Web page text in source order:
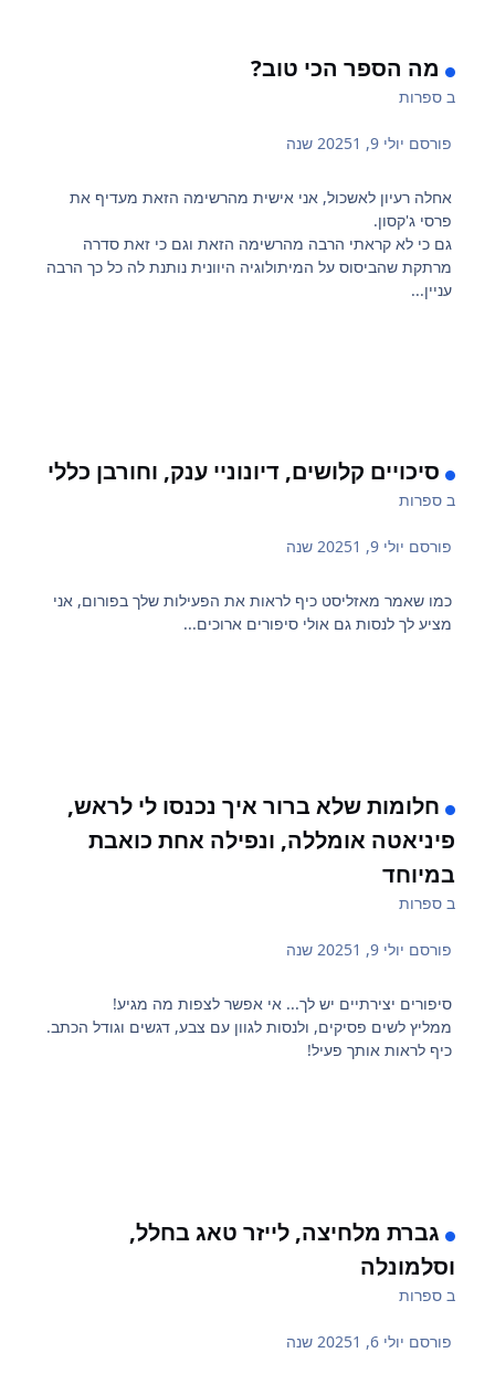
מה הספר הכי טוב?
בספרות
פורסם יולי 9, 2025 1 שנה
אחלה רעיון לאשכול, אני אישית מהרשימה הזאת מעדיף את
פרסי ג'קסון.
גם כי לא קראתי הרבה מהרשימה הזאת וגם כי זאת סדרה
מרתקת שהביסוס על המיתולוגיה היוונית נותנת לה כל כך הרבה
עניין...
סיכויים קלושים, דיונוניי ענק, וחורבן כללי
בספרות
פורסם יולי 9, 2025 1 שנה
כמו שאמר מאזליסט כיף לראות את הפעילות שלך בפורום, אני
מציע לך לנסות גם אולי סיפורים ארוכים...
חלומות שלא ברור איך נכנסו לי לראש,
פיניאטה אומללה, ונפילה אחת כואבת
במיוחד
בספרות
פורסם יולי 9, 2025 1 שנה
סיפורים יצירתיים יש לך... אי אפשר לצפות מה מגיע!
ממליץ לשים פסיקים, ולנסות לגוון עם צבע, דגשים וגודל הכתב.
כיף לראות אותך פעיל!
גברת מלחיצה, לייזר טאג בחלל,
וסלמונלה
בספרות
פורסם יולי 6, 2025 1 שנה